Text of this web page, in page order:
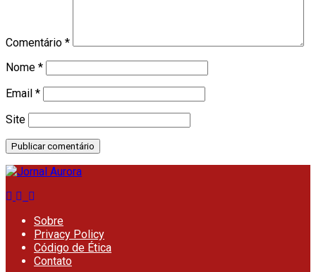
Comentário *
Nome *
Email *
Site
Sobre
Privacy Policy
Código de Ética
Contato